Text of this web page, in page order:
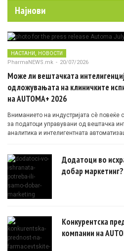
Најнови
НАСТАНИ НОВОСТИ
PharmaNEWS.mk - 20/07/2026
Може ли вештачката
одложувањата на клиничките
на AUTOMA+ 2026
Вниманието на индустријата сè повеќе
за податоци управувани од вештачка
аналитика и интелигентната
Додатоци во
добар
Конкурентска
компании на